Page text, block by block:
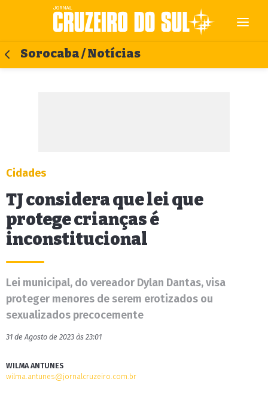
Sorocaba / Notícias
Cidades
TJ considera que lei que
protege crianças é
inconstitucional
Lei municipal, do vereador Dylan Dantas, visa
proteger menores de serem erotizados ou
sexualizados precocemente
31 de Agosto de 2023 às 23:01
WILMA ANTUNES
wilma.antunes@jornalcruzeiro.com.br